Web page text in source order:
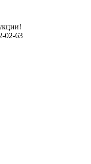
02-63